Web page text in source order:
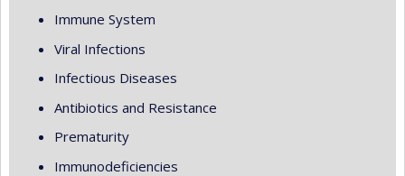
Immune System
Viral Infections
Infectious Diseases
Antibiotics and Resistance
Prematurity
Immunodeficiencies